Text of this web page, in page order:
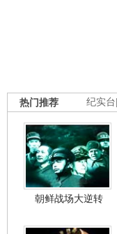
纪实台
热门推荐
朝鲜战场大逆转